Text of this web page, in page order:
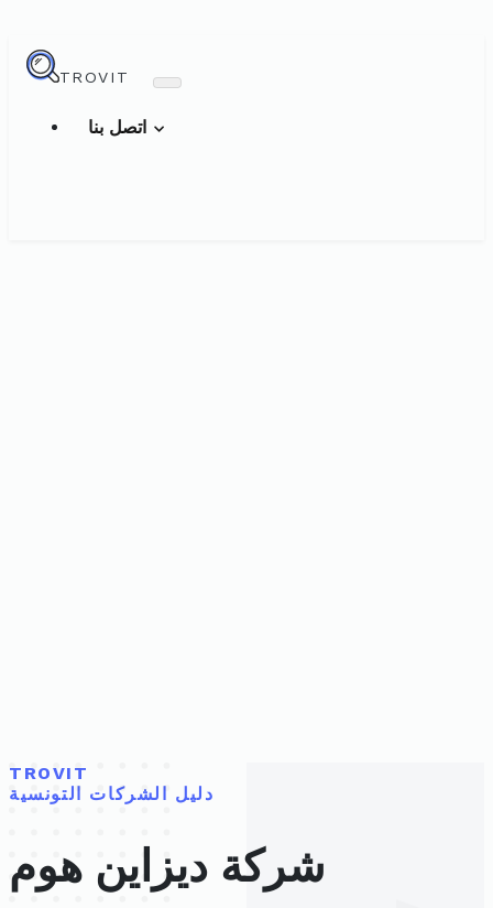
TROVIT
TROVIT
دليل الشركات التونسية
شركة ديزاين هوم